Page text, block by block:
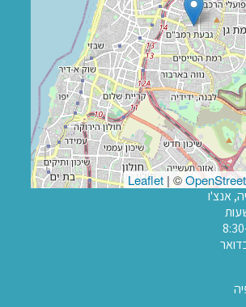
| ©
אנצ'ו
שעות
טלפוני: א'-ה' 8:30-
מענה 24/7 בדואר